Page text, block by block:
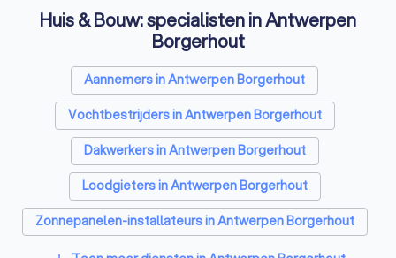
Huis & Bouw: specialisten in Antwerpen
Borgerhout
Aannemers in Antwerpen Borgerhout
Vochtbestrijders in Antwerpen Borgerhout
Dakwerkers in Antwerpen Borgerhout
Loodgieters in Antwerpen Borgerhout
Zonnepanelen-installateurs in Antwerpen Borgerhout
Vloerverwarming-installateurs in Antwerpen